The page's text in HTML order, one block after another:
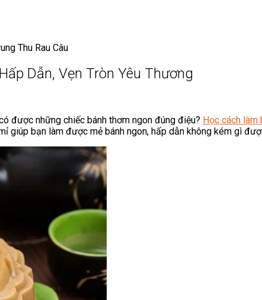
Thu Rau Câu
Dẫn, Vẹn Tròn Yêu Thương
được những chiếc bánh thơm ngon đúng điệu? Học cách làm
giúp bạn làm được mẻ bánh ngon, hấp dẫn không kém gì